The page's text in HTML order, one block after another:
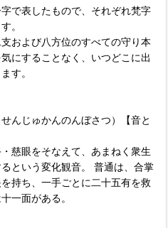
で表したもので、それぞれ梵字
。
および八方位のすべての守り本
にすることなく、いつどこに出
す。
んじゅかんのんぼさつ）【音と
慈眼をそなえて、あまねく衆生
という変化観音。 普通は、合掌
持ち、一手ごとに二十五有を救
一面がある。